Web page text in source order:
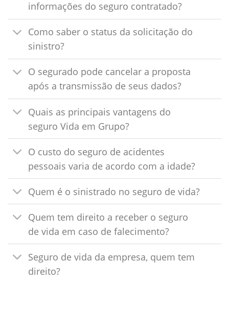
informações do seguro contratado?
Como saber o status da solicitação do
sinistro?
O segurado pode cancelar a proposta
após a transmissão de seus dados?
Quais as principais vantagens do
seguro Vida em Grupo?
O custo do seguro de acidentes
pessoais varia de acordo com a idade?
Quem é o sinistrado no seguro de vida?
Quem tem direito a receber o seguro
de vida em caso de falecimento?
Seguro de vida da empresa, quem tem
direito?